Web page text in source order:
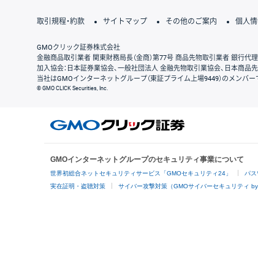
取引規程・約款 サイトマップ その他のご案内 個人
GMOクリック証券株式会社
金融商品取引業者 関東財務局長（金商）第77号 商品先物取引業者 銀行代
加入協会：日本証券業協会、一般社団法人 金融先物取引業協会、日本商品
当社はGMOインターネットグループ（東証プライム上場9449）のメンバー
© GMO CLICK Securities, Inc.
GMOインターネットグループのセキュリティ事業について
世界初総合ネットセキュリティサービス「GMOセキュリティ24」 パ
実在証明・盗聴対策 サイバー攻撃対策（GMOサイバーセキュリティ by